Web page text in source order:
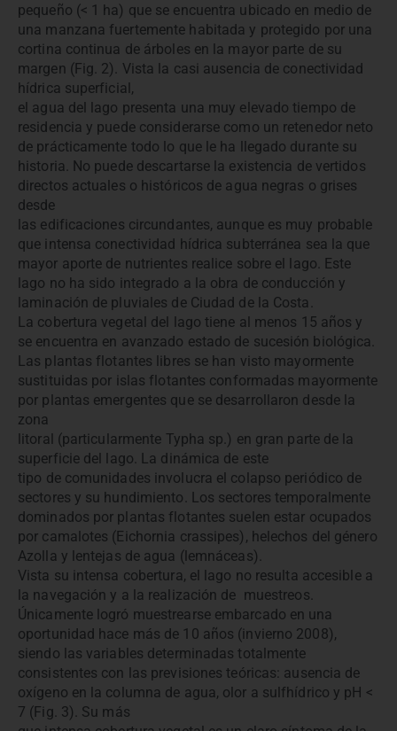
pequeño (< 1 ha) que se encuentra ubicado en medio de
una manzana fuertemente habitada y protegido por una
cortina continua de árboles en la mayor parte de su
margen (Fig. 2). Vista la casi ausencia de conectividad
hídrica superficial,
el agua del lago presenta una muy elevado tiempo de
residencia y puede considerarse como un retenedor neto
de prácticamente todo lo que le ha llegado durante su
historia. No puede descartarse la existencia de vertidos
directos actuales o históricos de agua negras o grises
desde
las edificaciones circundantes, aunque es muy probable
que intensa conectividad hídrica subterránea sea la que
mayor aporte de nutrientes realice sobre el lago. Este
lago no ha sido integrado a la obra de conducción y
laminación de pluviales de Ciudad de la Costa.
La cobertura vegetal del lago tiene al menos 15 años y
se encuentra en avanzado estado de sucesión biológica.
Las plantas flotantes libres se han visto mayormente
sustituidas por islas flotantes conformadas mayormente
por plantas emergentes que se desarrollaron desde la
zona
litoral (particularmente Typha sp.) en gran parte de la
superficie del lago. La dinámica de este
tipo de comunidades involucra el colapso periódico de
sectores y su hundimiento. Los sectores temporalmente
dominados por plantas flotantes suelen estar ocupados
por camalotes (Eichornia crassipes), helechos del género
Azolla y lentejas de agua (lemnáceas).
Vista su intensa cobertura, el lago no resulta accesible a
la navegación y a la realización de muestreos.
Únicamente logró muestrearse embarcado en una
oportunidad hace más de 10 años (invierno 2008),
siendo las variables determinadas totalmente
consistentes con las previsiones teóricas: ausencia de
oxígeno en la columna de agua, olor a sulfhídrico y pH <
7 (Fig. 3). Su más